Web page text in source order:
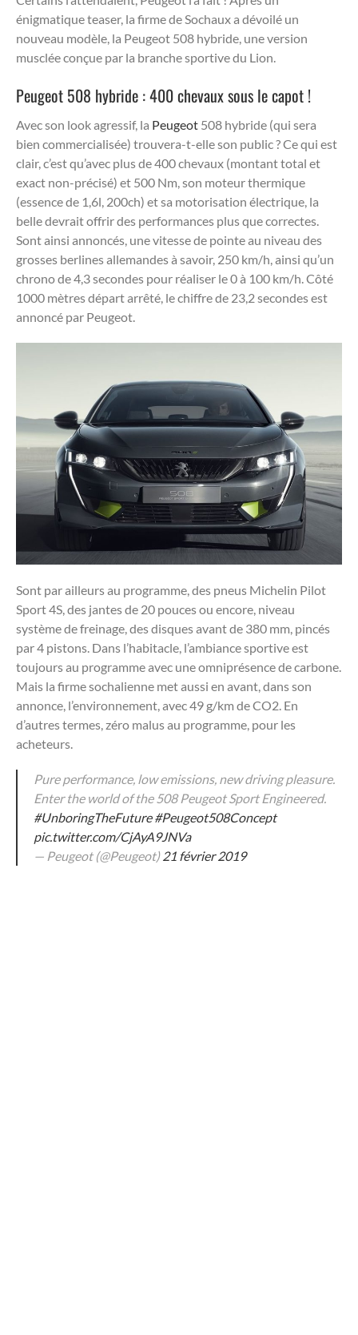
énigmatique teaser, la firme de Sochaux a dévoilé un
nouveau modèle, la Peugeot 508 hybride, une version
musclée conçue par la branche sportive du Lion.
Peugeot 508 hybride : 400 chevaux sous le capot !
Avec son look agressif, la Peugeot 508 hybride (qui sera
bien commercialisée) trouvera-t-elle son public ? Ce qui est
clair, c’est qu’avec plus de 400 chevaux (montant total et
exact non-précisé) et 500 Nm, son moteur thermique
(essence de 1,6l, 200ch) et sa motorisation électrique, la
belle devrait offrir des performances plus que correctes.
Sont ainsi annoncés, une vitesse de pointe au niveau des
grosses berlines allemandes à savoir, 250 km/h, ainsi qu’un
chrono de 4,3 secondes pour réaliser le 0 à 100 km/h. Côté
1000 mètres départ arrêté, le chiffre de 23,2 secondes est
annoncé par Peugeot.
Sont par ailleurs au programme, des pneus Michelin Pilot
Sport 4S, des jantes de 20 pouces ou encore, niveau
système de freinage, des disques avant de 380 mm, pincés
par 4 pistons. Dans l’habitacle, l’ambiance sportive est
toujours au programme avec une omniprésence de carbone.
Mais la firme sochalienne met aussi en avant, dans son
annonce, l’environnement, avec 49 g/km de CO2. En
d’autres termes, zéro malus au programme, pour les
acheteurs.
Pure performance, low emissions, new driving pleasure.
Enter the world of the 508 Peugeot Sport Engineered.
#UnboringTheFuture #Peugeot508Concept
pic.twitter.com/CjAyA9JNVa
— Peugeot (@Peugeot)21 février 2019